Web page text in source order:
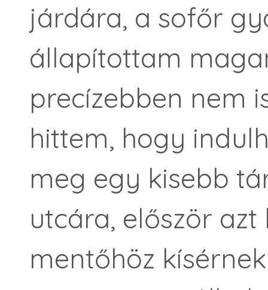
járdára, a sofőr
állapítottam
precízebben nem
hittem, hogy
meg egy kisebb
utcára, először
mentőhöz